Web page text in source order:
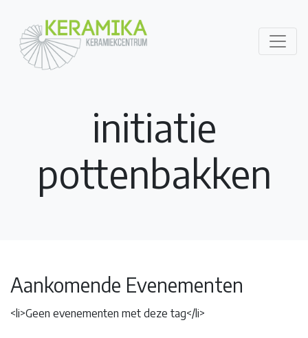
initiatie
pottenbakken
Aankomende Evenementen
<li>Geen evenementen met deze tag</li>